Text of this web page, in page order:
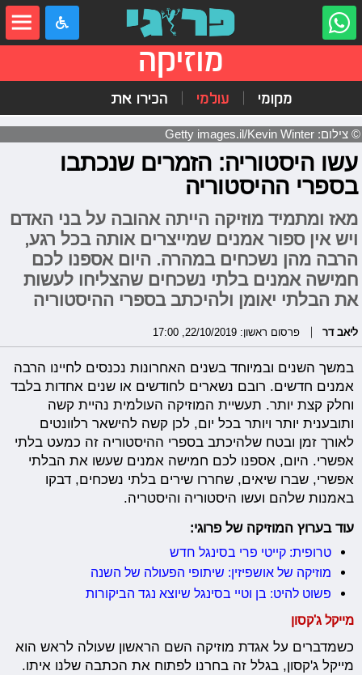
מוזיקה
מקומי עולמי הכירו את
© צילום: Getty images.il/Kevin Winter
עשו היסטוריה: הזמרים שנכתבו
בספרי ההיסטוריה
מאז ומתמיד מוזיקה הייתה אהובה על בני האדם
ויש אין ספור אמנים שמייצרים אותה בכל רגע,
הרבה מהן נשכחים במהרה. היום אספנו לכם
חמישה אמנים בלתי נשכחים שהצליחו לעשות
את הבלתי יאומן ולהיכתב בספרי ההיסטוריה
ליאב דר פרסום ראשון: 22/10/2019, 17:00
במשך השנים ובמיוחד בשנים האחרונות נכנסים לחיינו הרבה
אמנים חדשים. רובם נשארים לחודשים או שנים אחדות בלבד
וחלק קצת יותר. תעשיית המוזיקה העולמית נהיית קשה
ותובענית יותר ויותר בכל יום, לכן קשה להישאר רלוונטים
לאורך זמן ובטח שלהיכתב בספרי ההיסטוריה זה כמעט בלתי
אפשרי. היום, אספנו לכם חמישה אמנים שעשו את הבלתי
אפשרי, שברו שיאים, שחררו שירים בלתי נשכחים, דבקו
באמנות שלהם ועשו היסטוריה והיסטריה.
עוד בערוץ המוזיקה של פרוגי:
טרופית: קייטי פרי בסינגל חדש
מוזיקה של אושפיזין: שיתופי הפעולה של השנה
פשוט להיט: בן וטיי בסינגל שיוצא נגד הביקורות
מייקל ג'קסון
כשמדברים על אגדת מוזיקה השם הראשון שעולה לראש הוא
מייקל ג'קסון, בגלל זה בחרנו לפתוח את הכתבה שלנו איתו.